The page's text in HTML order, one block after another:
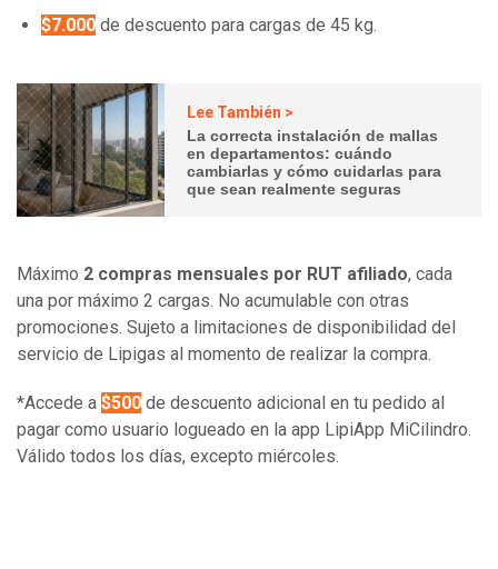
$7.000 de descuento para cargas de 45 kg.
Lee También >
La correcta instalación de mallas
en departamentos: cuándo
cambiarlas y cómo cuidarlas para
que sean realmente seguras
Máximo 2 compras mensuales por RUT afiliado, cada
una por máximo 2 cargas. No acumulable con otras
promociones. Sujeto a limitaciones de disponibilidad del
servicio de Lipigas al momento de realizar la compra.
*Accede a $500 de descuento adicional en tu pedido al
pagar como usuario logueado en la app LipiApp MiCilindro.
Válido todos los días, excepto miércoles.